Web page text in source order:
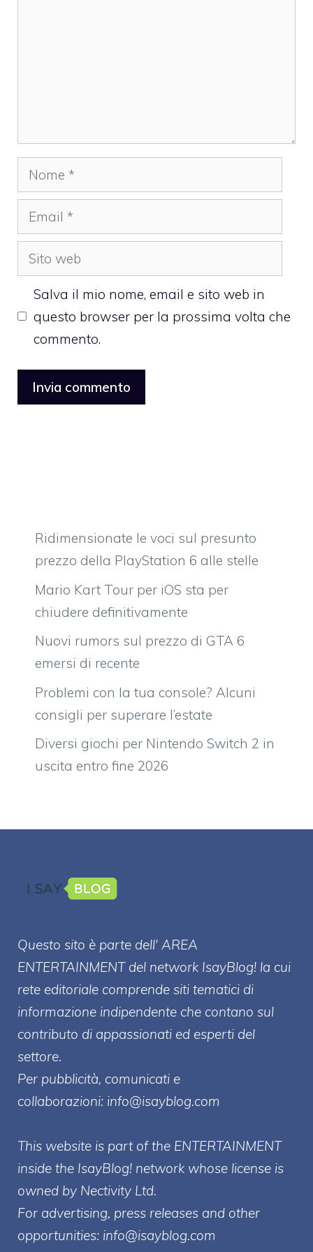
Nome
Email
Sito
web
Salva il mio nome, email e sito web in
questo browser per la prossima volta che
commento.
Ridimensionate le voci sul presunto
prezzo della PlayStation 6 alle stelle
Mario Kart Tour per iOS sta per
chiudere definitivamente
Nuovi rumors sul prezzo di GTA 6
emersi di recente
Problemi con la tua console? Alcuni
consigli per superare l’estate
Diversi giochi per Nintendo Switch 2 in
uscita entro fine 2026
Questo sito è parte dell' AREA
ENTERTAINMENT del network IsayBlog! la cui
rete editoriale comprende siti tematici di
informazione indipendente che contano sul
contributo di appassionati ed esperti del
settore.
Per pubblicità, comunicati e
collaborazioni: info@isayblog.com
This website is part of the ENTERTAINMENT
inside the IsayBlog! network whose license is
owned by Nectivity Ltd.
For advertising, press releases and other
opportunities: info@isayblog.com